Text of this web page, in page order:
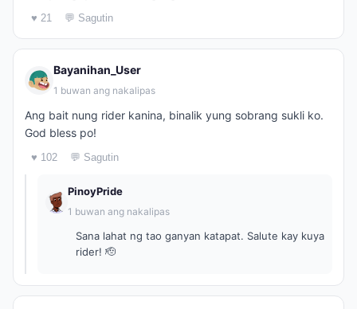
♥ 21 💬 Sagutin
Bayanihan_User
1 buwan ang nakalipas
Ang bait nung rider kanina, binalik yung sobrang sukli ko.
God bless po!
♥ 102 💬 Sagutin
PinoyPride
1 buwan ang nakalipas
Sana lahat ng tao ganyan katapat. Salute kay kuya
rider! 🫡